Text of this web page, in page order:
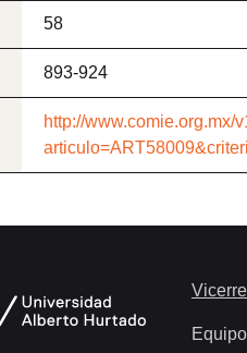
58
893-924
http://www.comie.org.mx/
Equipo